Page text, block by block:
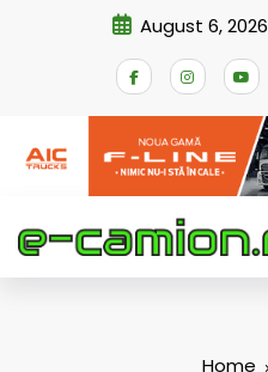
August 6, 2026
Home